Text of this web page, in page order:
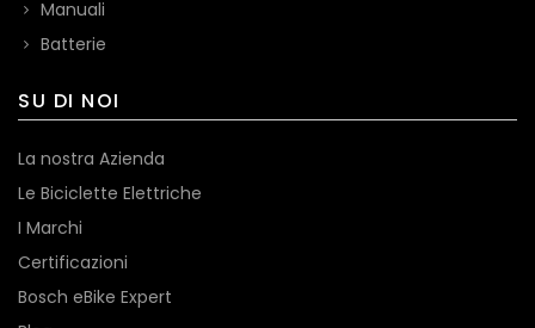
Manuali
Batterie
SU DI NOI
La nostra Azienda
Le Biciclette Elettriche
I Marchi
Certificazioni
Bosch eBike Expert